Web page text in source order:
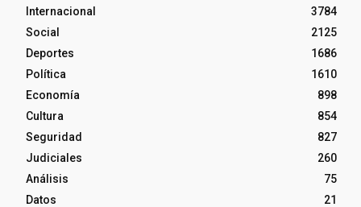
Internacional
3784
Social
2125
Deportes
1686
Política
1610
Economía
898
Cultura
854
Seguridad
827
Judiciales
260
Análisis
75
Datos
21